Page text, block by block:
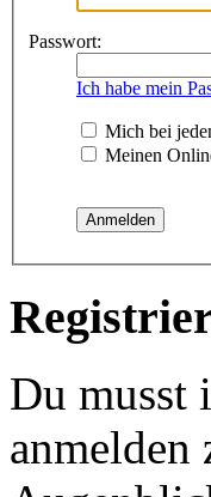
Passwort:
Ich habe mein
Mich bei
Meinen
Du musst